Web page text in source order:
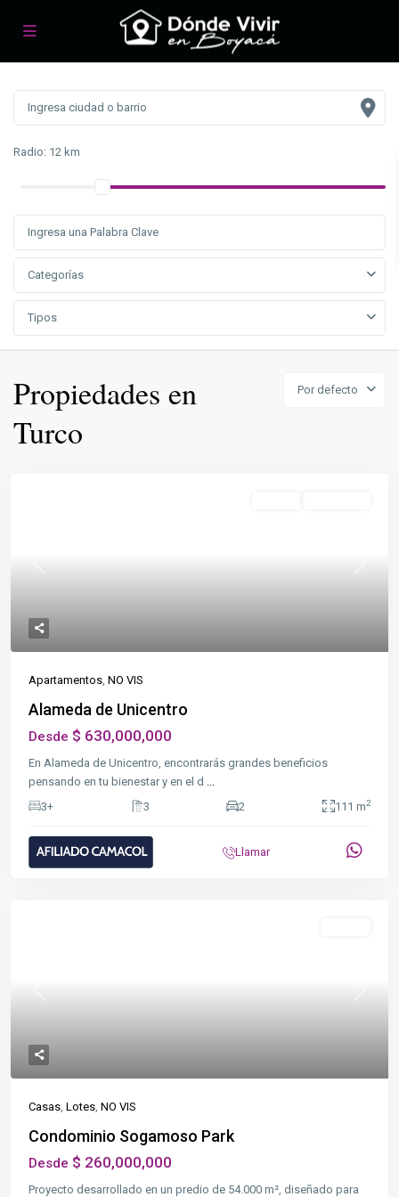
Radio: 12 km
Categorías
Tipos
Por defecto
Propiedades en
Turco
Apartamentos, NO VIS
Alameda de Unicentro
Desde $ 630,000,000
En Alameda de Unicentro, encontrarás grandes beneficios
pensando en tu bienestar y en el d ...
3+
3 2 111 m2
Llamar
Casas, Lotes, NO VIS
Condominio Sogamoso Park
Desde $ 260,000,000
Proyecto desarrollado en un predio de 54.000 m², diseñado para